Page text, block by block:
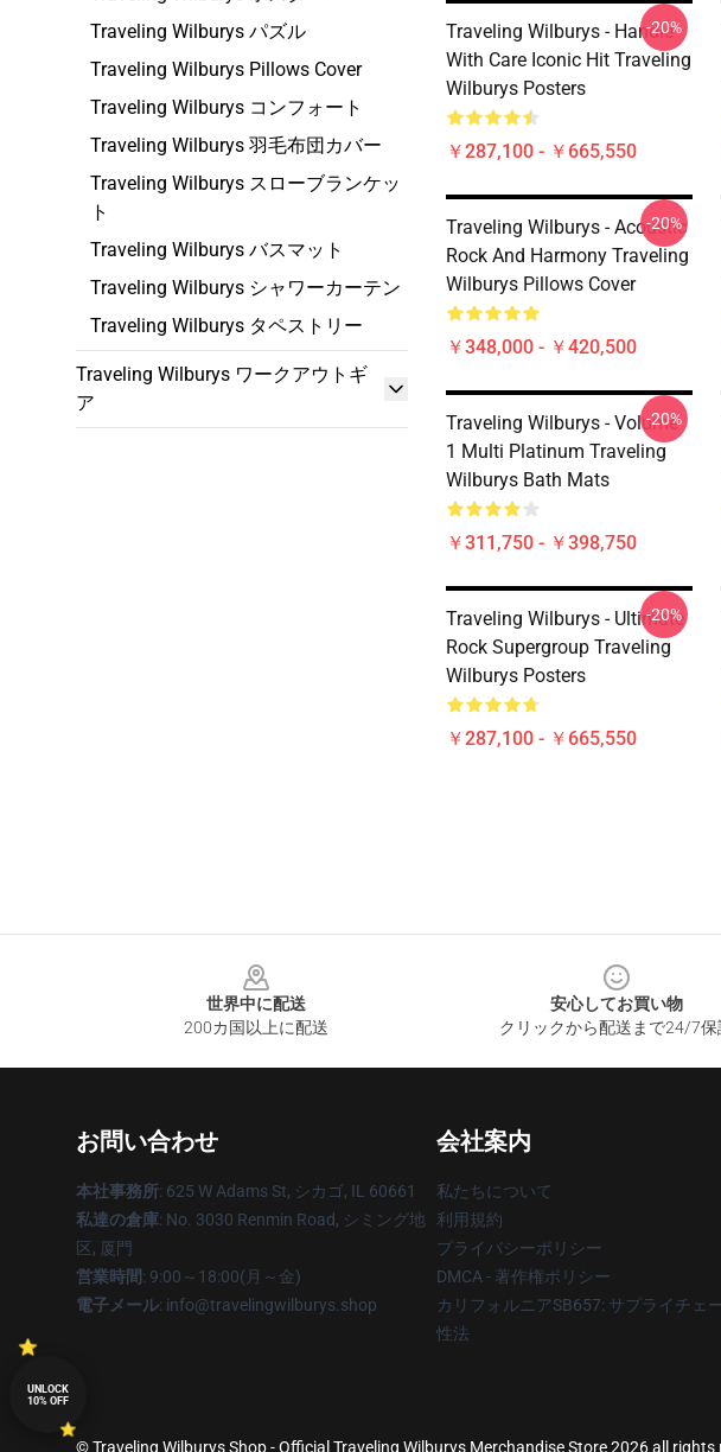
Traveling Wilburys パズル
Traveling Wilburys Pillows Cover
Traveling Wilburys コンフォート
Traveling Wilburys 羽毛布団カバー
Traveling Wilburys スローブランケッ
ト
Traveling Wilburys バスマット
Traveling Wilburys シャワーカーテン
Traveling Wilburys タペストリー
Traveling Wilburys ワークアウトギ
ア
Traveling Wilburys - Handle
With Care Iconic Hit Traveling
Wilburys Posters
￥287,100 - ￥665,550
-20%
Traveling Wilburys - Acoustic
Rock And Harmony Traveling
Wilburys Pillows Cover
￥348,000 - ￥420,500
-20%
Traveling Wilburys - Volume
1 Multi Platinum Traveling
Wilburys Bath Mats
￥311,750 - ￥398,750
-20%
Traveling Wilburys - Ultimate
Rock Supergroup Traveling
Wilburys Posters
￥287,100 - ￥665,550
-20%
世界中に配送
200カ国以上に配送
安心してお買い物
クリックから配送まで24/7保
お問い合わせ
本社事務所: 625 W Adams St, シカゴ, IL 60661
私達の倉庫: No. 3030 Renmin Road, シミング地
区, 厦門
営業時間: 9:00～18:00(月～金)
電子メール: info@travelingwilburys.shop
会社案内
私たちについて
利用規約
プライバシーポリシー
DMCA - 著作権ポリシー
カリフォルニアSB657: サプライチェ
性法
© Traveling Wilburys Shop - Official Traveling Wilburys Merchandise Store 2026 all rights
UNLOCK
10% OFF